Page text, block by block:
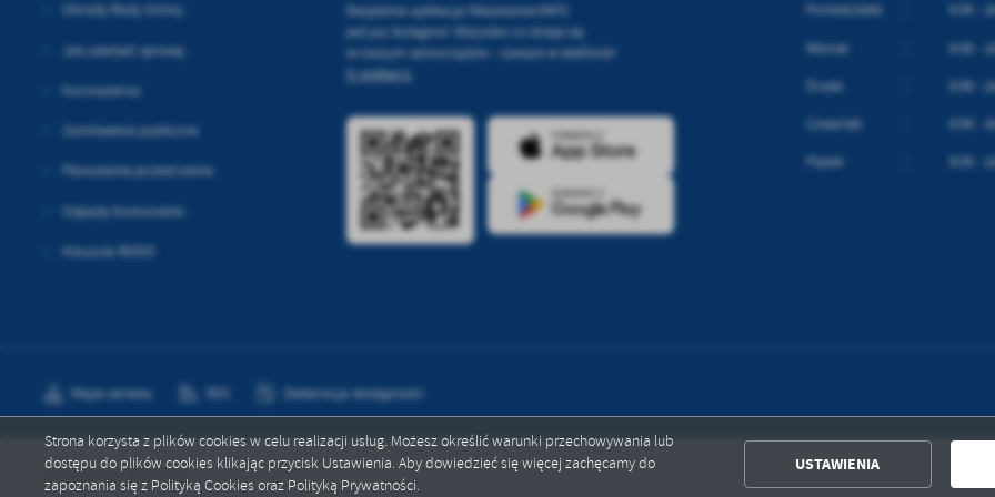
Strona korzysta z plików cookies w celu realizacji usług. Możesz określić warunki przechowywania lub
dostępu do plików cookies klikając przycisk Ustawienia. Aby dowiedzieć się więcej zachęcamy do
zapoznania się z Polityką Cookies oraz Polityką Prywatności.
USTAWIENIA
Obrady Rady Gminy
Jak załatwić sprawę
Koronawirus
Zamówienia publiczne
Planowanie przestrzenne
Odpady Komunalne
Klauzula RODO
Bezpłatna aplikacja MieszkaniecINFO
jest już dostępna! Wszystko co dzieje się
w naszym samorządzie – zawsze w telefonie!
O aplikacji.
Poniedziałek 8:00 -
Wtorek 8:00 -
Środa 8:00 -
Czwartek 8:00 -
Piątek 8:00 -
Mapa serwisu Deklaracja dostępności
Copyright by wasewo.pl